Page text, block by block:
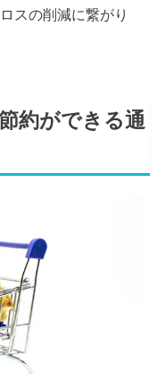
スの削減に繋がり
約ができる通